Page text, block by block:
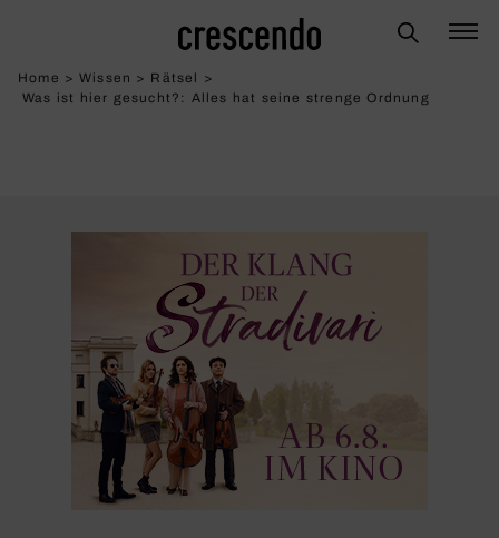
Home > Wissen > Rätsel >
Was ist hier gesucht?: Alles hat seine strenge Ordnung